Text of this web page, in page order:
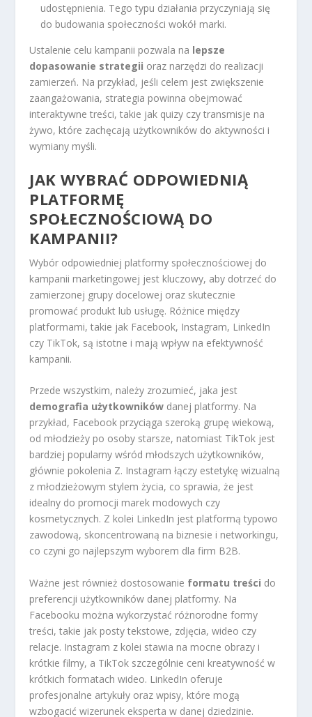
udostępnienia. Tego typu działania przyczyniają się
do budowania społeczności wokół marki.
Ustalenie celu kampanii pozwala na lepsze
dopasowanie strategii oraz narzędzi do realizacji
zamierzeń. Na przykład, jeśli celem jest zwiększenie
zaangażowania, strategia powinna obejmować
interaktywne treści, takie jak quizy czy transmisje na
żywo, które zachęcają użytkowników do aktywności i
wymiany myśli.
JAK WYBRAĆ ODPOWIEDNIĄ
PLATFORMĘ
SPOŁECZNOŚCIOWĄ DO
KAMPANII?
Wybór odpowiedniej platformy społecznościowej do
kampanii marketingowej jest kluczowy, aby dotrzeć do
zamierzonej grupy docelowej oraz skutecznie
promować produkt lub usługę. Różnice między
platformami, takie jak Facebook, Instagram, LinkedIn
czy TikTok, są istotne i mają wpływ na efektywność
kampanii.
Przede wszystkim, należy zrozumieć, jaka jest
demografia użytkowników danej platformy. Na
przykład, Facebook przyciąga szeroką grupę wiekową,
od młodzieży po osoby starsze, natomiast TikTok jest
bardziej popularny wśród młodszych użytkowników,
głównie pokolenia Z. Instagram łączy estetykę wizualną
z młodzieżowym stylem życia, co sprawia, że jest
idealny do promocji marek modowych czy
kosmetycznych. Z kolei LinkedIn jest platformą typowo
zawodową, skoncentrowaną na biznesie i networkingu,
co czyni go najlepszym wyborem dla firm B2B.
Ważne jest również dostosowanie formatu treści do
preferencji użytkowników danej platformy. Na
Facebooku można wykorzystać różnorodne formy
treści, takie jak posty tekstowe, zdjęcia, wideo czy
relacje. Instagram z kolei stawia na mocne obrazy i
krótkie filmy, a TikTok szczególnie ceni kreatywność w
krótkich formatach wideo. LinkedIn oferuje
profesjonalne artykuły oraz wpisy, które mogą
wzbogacić wizerunek eksperta w danej dziedzinie.